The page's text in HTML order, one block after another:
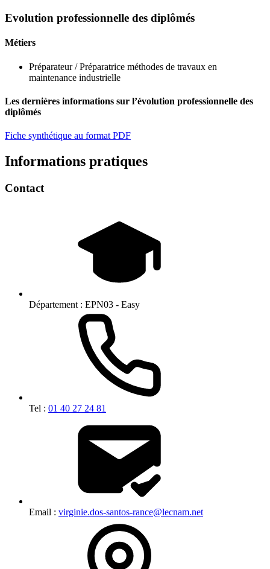
Evolution professionnelle des diplômés
Métiers
Préparateur / Préparatrice méthodes de travaux en
maintenance industrielle
Les dernières informations sur l’évolution professionnelle des
diplômés
Fiche synthétique au format PDF
Informations pratiques
Contact
Département : EPN03 - Easy
Tel : 01 40 27 24 81
Email : virginie.dos-santos-rance@lecnam.net